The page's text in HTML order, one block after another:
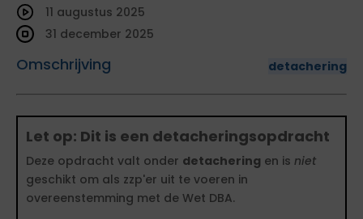
Omschrijving detachering
11 augustus 2025
31 december 2025
Let op: Dit is een detacheringsopdracht
Deze opdracht valt onder detachering en is niet
geschikt om als zzp'er uit te voeren in
overeenstemming met de Wet DBA.